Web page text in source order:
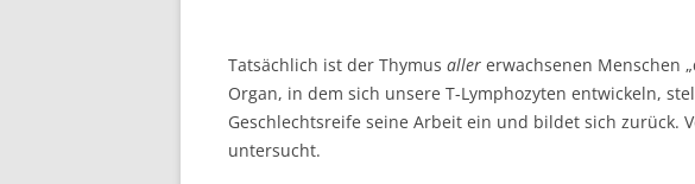
Tatsächlich ist der Thymus aller erwachsenen Menschen
Organ, in dem sich unsere T-Lymphozyten entwickeln,
Geschlechtsreife seine Arbeit ein und bildet sich zurück.
untersucht.